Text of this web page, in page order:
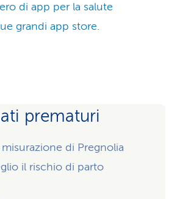
di app per la salute
grandi app store.
prematuri
di Pregnolia
il rischio di parto